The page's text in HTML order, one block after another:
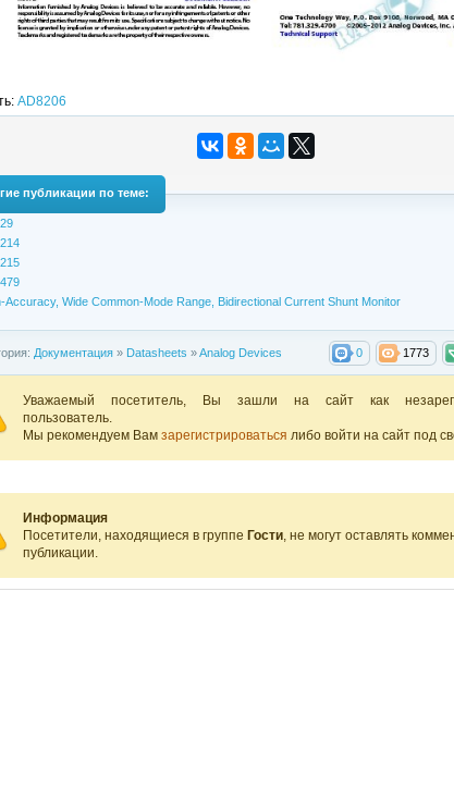
AD8206
публикации по теме:
Accuracy, Wide Common-Mode Range, Bidirectional Current Shunt Monitor
1773
0
Документация» Datasheets »Analog Devices
Уважаемый посетитель, Вы зашли на сайт как
пользователь.
Мы рекомендуем Вам зарегистрироваться либо войти на сайт под
Информация
Посетители, находящиеся в группе Гости, не могут оставлять
публикации.